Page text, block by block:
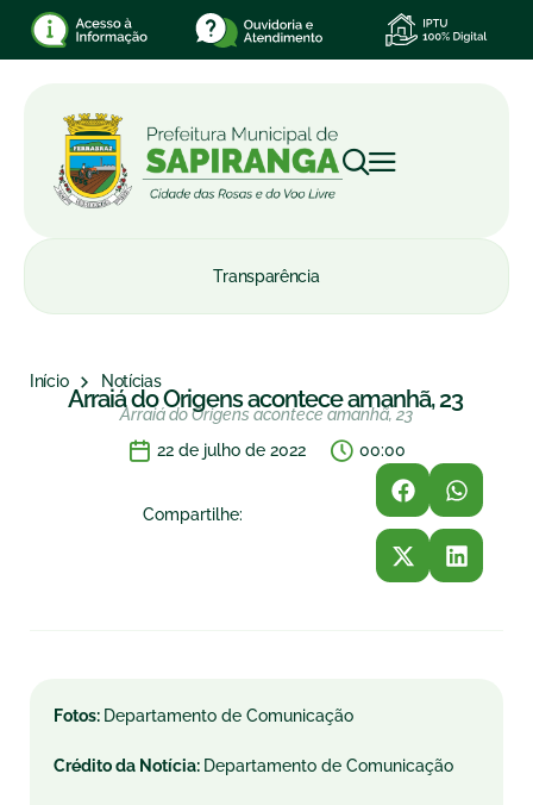
Transparência
Início Notícias
Arraiá do Origens acontece amanhã, 23
Arraiá do Origens acontece amanhã, 23
22 de julho de 2022
00:00
Compartilhe:
Fotos: Departamento de Comunicação
Crédito da Notícia: Departamento de Comunicação